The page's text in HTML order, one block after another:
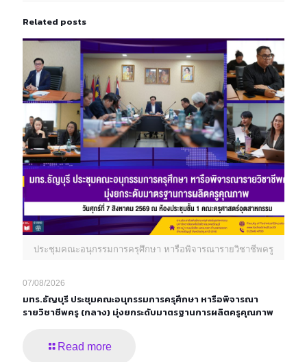
Related posts
ประชุมคณะอนุกรรมการครุศึกษา หารือพิจารณารายวิชาชีพครู
07/08/2026
มทร.ธัญบุรี ประชุมคณะอนุกรรมการครุศึกษา หารือพิจารณา
รายวิชาชีพครู (กลาง) มุ่งยกระดับมาตรฐานการผลิตครูคุณภาพ
Read more